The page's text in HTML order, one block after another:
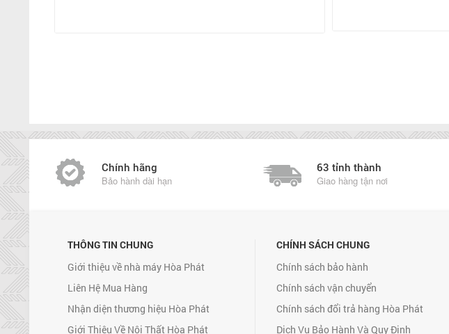
Chính hãng
Bảo hành dài hạn
63 tỉnh thành
Giao hàng tận nơi
THÔNG TIN CHUNG
Giới thiệu về nhà máy Hòa Phát
Liên Hệ Mua Hàng
Nhận diện thương hiệu Hòa Phát
Giới Thiệu Về Nội Thất Hòa Phát
CHÍNH SÁCH CHUNG
Chính sách bảo hành
Chính sách vận chuyển
Chính sách đổi trả hàng Hòa Phát
Dịch Vụ Bảo Hành Và Quy Định